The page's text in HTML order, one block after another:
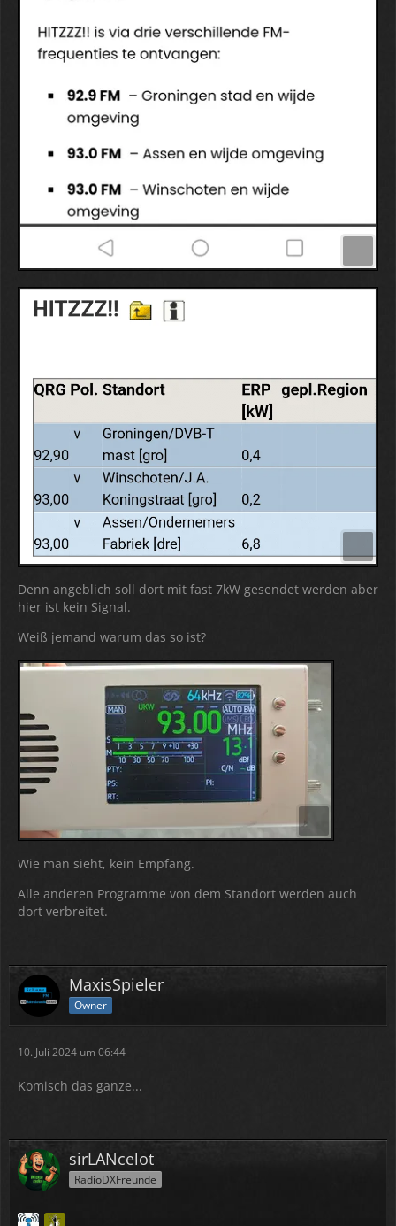
Denn angeblich soll dort mit fast 7kW gesendet werden aber
hier ist kein Signal.
Weiß jemand warum das so ist?
Wie man sieht, kein Empfang.
Alle anderen Programme von dem Standort werden auch
dort verbreitet.
MaxisSpieler
Owner
10. Juli 2024 um 06:44
Komisch das ganze...
sirLANcelot
RadioDXFreunde